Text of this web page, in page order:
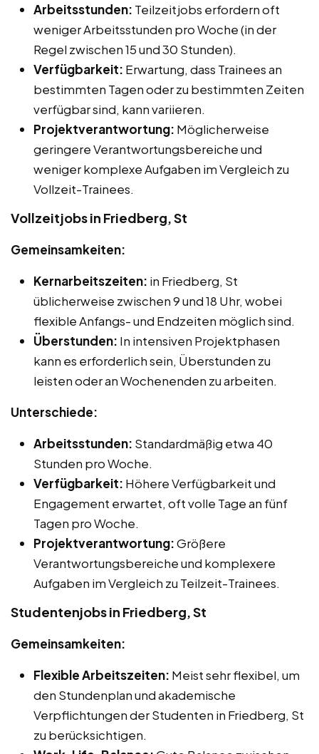
Arbeitsstunden: Teilzeitjobs erfordern oft
weniger Arbeitsstunden pro Woche (in der
Regel zwischen 15 und 30 Stunden).
Verfügbarkeit: Erwartung, dass Trainees an
bestimmten Tagen oder zu bestimmten Zeiten
verfügbar sind, kann variieren.
Projektverantwortung: Möglicherweise
geringere Verantwortungsbereiche und
weniger komplexe Aufgaben im Vergleich zu
Vollzeit-Trainees.
Vollzeitjobs in Friedberg, St
Gemeinsamkeiten:
Kernarbeitszeiten: in Friedberg, St
üblicherweise zwischen 9 und 18 Uhr, wobei
flexible Anfangs- und Endzeiten möglich sind.
Überstunden: In intensiven Projektphasen
kann es erforderlich sein, Überstunden zu
leisten oder an Wochenenden zu arbeiten.
Unterschiede:
Arbeitsstunden: Standardmäßig etwa 40
Stunden pro Woche.
Verfügbarkeit: Höhere Verfügbarkeit und
Engagement erwartet, oft volle Tage an fünf
Tagen pro Woche.
Projektverantwortung:Größere
Verantwortungsbereiche und komplexere
Aufgaben im Vergleich zu Teilzeit-Trainees.
Studentenjobs in Friedberg, St
Gemeinsamkeiten:
Flexible Arbeitszeiten: Meist sehr flexibel, um
den Stundenplan und akademische
Verpflichtungen der Studenten in Friedberg, St
zu berücksichtigen.